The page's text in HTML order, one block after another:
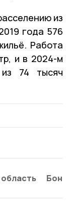
из
года 576
Работа
и в 2024-м
74 тысяч